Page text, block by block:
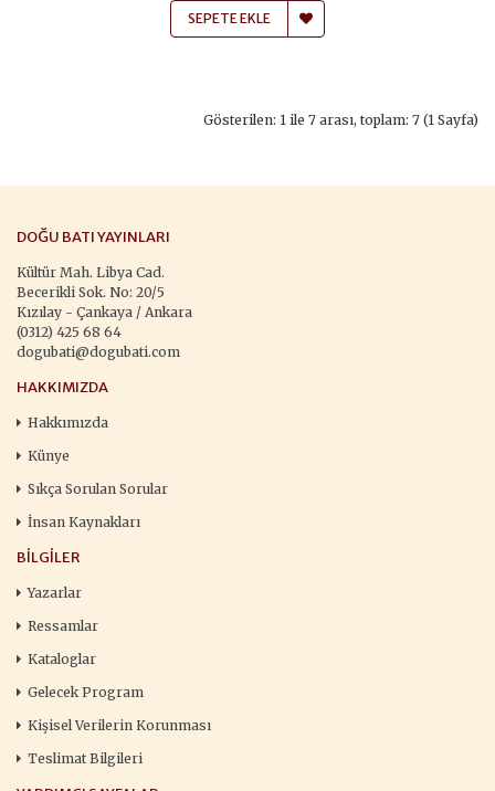
SEPETE EKLE
Gösterilen: 1 ile 7 arası, toplam: 7 (1 Sayfa)
DOĞU BATI YAYINLARI
Kültür Mah. Libya Cad.
Becerikli Sok. No: 20/5
Kızılay - Çankaya / Ankara
(0312) 425 68 64
dogubati@dogubati.com
HAKKIMIZDA
Hakkımızda
Künye
Sıkça Sorulan Sorular
İnsan Kaynakları
BILGILER
Yazarlar
Ressamlar
Kataloglar
Gelecek Program
Kişisel Verilerin Korunması
Teslimat Bilgileri